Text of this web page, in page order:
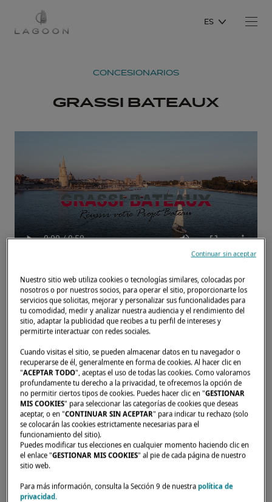
ES
CONCESIONARIOS
GRASSI BATEAUX
Inicio Concesionarios GRASSI BATEAUX
Nuestro sitio web utiliza cookies o tecnologías similares, colocadas por
nosotros o por nuestros socios, para operar el sitio, proporcionarte los
servicios que solicitas, mejorar y personalizar sus funcionalidades para
tu comodidad, medir y analizar nuestra audiencia y el rendimiento del
sitio, adaptar la publicidad que recibes a tu perfil de intereses y
permitirte interactuar con redes sociales.
Cuando visitas el sitio, se pueden almacenar datos en tu navegador o
recuperarse de él, generalmente en forma de cookies. Al hacer clic en
"ACEPTAR TODO", aceptas el uso de todas las cookies. Como valoramos
profundamente tu derecho a la privacidad, te ofrecemos la opción de
no permitir ciertos tipos de cookies. Puedes hacer clic en "GESTIONAR
MIS COOKIES" para seleccionar las categorías de cookies que deseas
aceptar, o en "CONTINUAR SIN ACEPTAR" para indicar tu rechazo (solo
se colocarán las cookies estrictamente necesarias para el
funcionamiento del sitio).
Puedes modificar tus elecciones en cualquier momento haciendo clic en
el enlace "GESTIONAR MIS COOKIES" al pie de cada página de nuestro
sitio web.
Para más información, consulta la Sección 9 de nuestrapolítica de
privacidad.
Continuar sin aceptar